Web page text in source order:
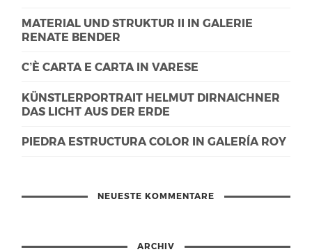
MATERIAL UND STRUKTUR II IN GALERIE
RENATE BENDER
C’È CARTA E CARTA IN VARESE
KÜNSTLERPORTRAIT HELMUT DIRNAICHNER
DAS LICHT AUS DER ERDE
PIEDRA ESTRUCTURA COLOR IN GALERÍA ROY
NEUESTE KOMMENTARE
ARCHIV